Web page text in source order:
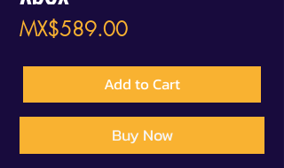
MX$589.00Price
Add to Cart
Buy Now